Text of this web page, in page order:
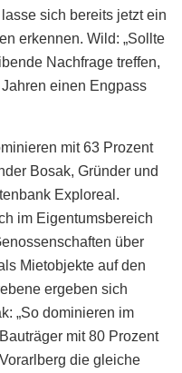
sich bereits jetzt ein
erkennen. Wild: „Sollte
Nachfrage treffen,
einen Engpass
mit 63 Prozent
Bosak, Gründer und
Exploreal.
im Eigentumsbereich
über
Mietobjekte auf den
ergeben sich
„So dominieren im
mit 80 Prozent
die gleiche